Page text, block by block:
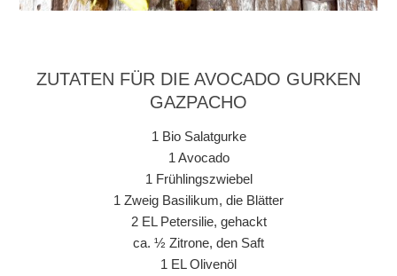
ZUTATEN FÜR DIE AVOCADO GURKEN
GAZPACHO
1 Bio Salatgurke
1 Avocado
1 Frühlingszwiebel
1 Zweig Basilikum, die Blätter
2 EL Petersilie, gehackt
ca. ½ Zitrone, den Saft
1 EL Olivenöl